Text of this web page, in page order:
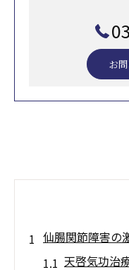
お
仙腸関節障害の
天啓気功治